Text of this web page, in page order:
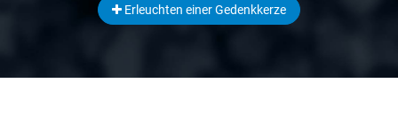
Erleuchten einer Gedenkkerze